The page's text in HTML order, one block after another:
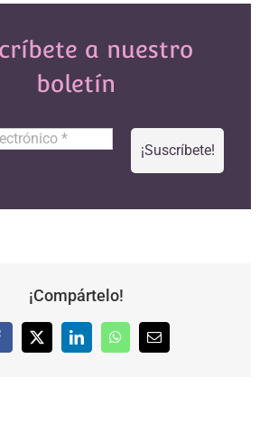
a nuestro
boletín
¡Compártelo!
X LinkedInWhatsAppCorreo